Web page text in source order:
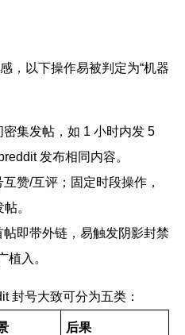
，以下操作易被判定为“机器
密集发帖，如 1 小时内发 5
发布相同内容。
互赞/互评；固定时段操作，
。
帖即带外链，易触发阴影封禁
植入。
封号大致可分为五类：
后果